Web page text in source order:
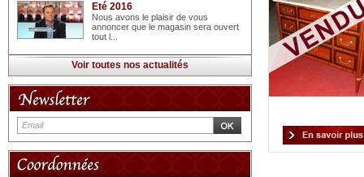
Eté 2016
Nous avons le plaisir de vous
annoncer que le magasin sera ouvert
tout l...
Voir toutes nos actualités